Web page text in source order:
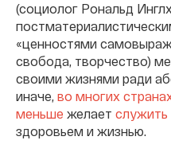
(социолог Рональд
«ценностями
свобода, творчество)
своими жизнями ради
иначе, во многих
меньше желает служить
здоровьем и жизнью.